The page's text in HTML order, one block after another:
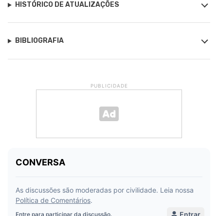
HISTÓRICO DE ATUALIZAÇÕES
BIBLIOGRAFIA
PUBLICIDADE